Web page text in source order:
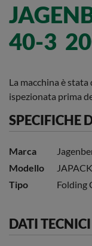
40-3
La macchina è
ispezionata prima
SPECIFICHE
Marca
Modello
Tipo
Folding
DATI TECNICI